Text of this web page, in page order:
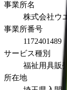
事業所名
株式会社ウ
事業所番号
1172401489
サービス種別
福祉用具販売
所在地